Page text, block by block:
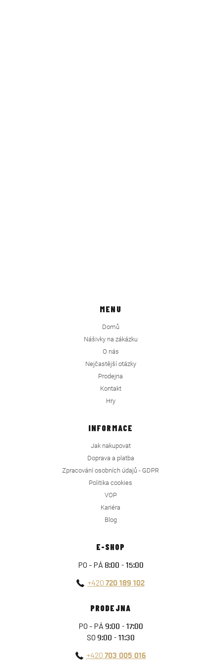
MENU
Domů
Nášivky na zákázku
O nás
Nejčastější otázky
Prodejna
Kontakt
Hry
INFORMACE
Jak nakupovat
Doprava a platba
Zpracování osobních údajů - GDPR
Politika cookies
VOP
Kariéra
Blog
E-SHOP
PO - PÁ 8:00 - 15:00
+420 720 189 102
PRODEJNA
PO - PÁ 9:00 - 17:00
SO 9:00 - 11:30
+420 703 005 016